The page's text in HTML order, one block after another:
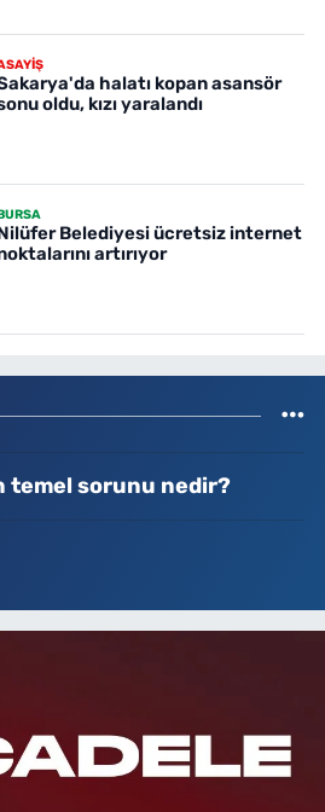
halatı kopan asansör
oldu, kızı yaralandı
Belediyesi ücretsiz internet
artırıyor
temel sorunu nedir?